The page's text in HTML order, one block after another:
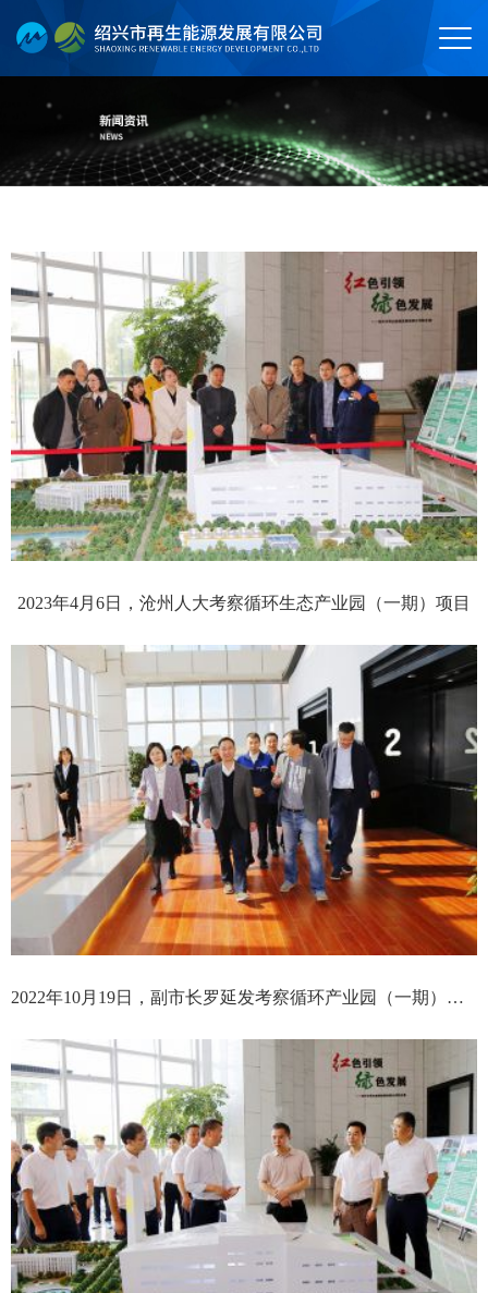
2023年4月6日，沧州人大考察循环生态产业园（一期）项目
2022年10月19日，副市长罗延发考察循环产业园（一期）项目